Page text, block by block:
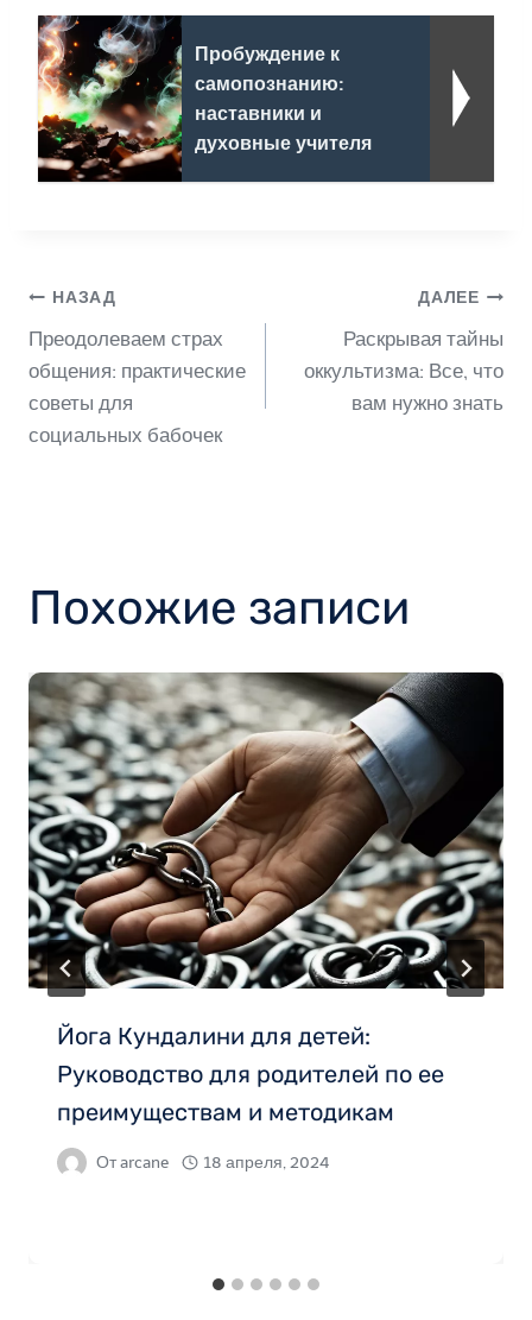
Пробуждение к
самопознанию:
наставники и
духовные учителя
Навигация
по
записям
НАЗАД
Преодолеваем страх
общения: практические
советы для
социальных бабочек
ДАЛЕЕ
Раскрывая тайны
оккультизма: Все, что
вам нужно знать
Похожие записи
Йога Кундалини для детей:
Руководство для родителей по ее
преимуществам и методикам
Отarcane 18 апреля, 2024